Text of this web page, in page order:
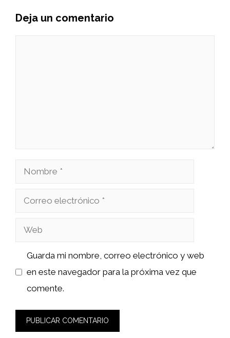
Deja un comentario
Nombre
Correo
Web
Guarda mi nombre, correo electrónico y web
en este navegador para la próxima vez que
comente.